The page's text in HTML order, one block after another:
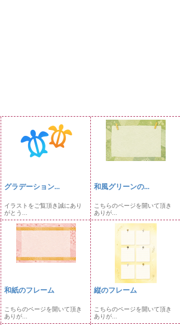
グラデーション...
イラストをご覧頂き誠にあり
がとう...
和風グリーンの...
こちらのページを開いて頂き
ありが...
和紙のフレーム
こちらのページを開いて頂き
ありが...
縦のフレーム
こちらのページを開いて頂き
ありが...